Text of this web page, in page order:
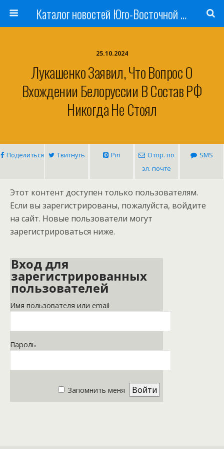
Каталог новостей Юго-Восточной Азии, Австралии и Океании
25.10.2024
Лукашенко Заявил, Что Вопрос О
Вхождении Белоруссии В Состав РФ
Никогда Не Стоял
Поделиться Твитнуть Pin
Отпр. по
эл. почте
SMS
Этот контент доступен только пользователям.
Если вы зарегистрированы, пожалуйста, войдите
на сайт. Новые пользователи могут
зарегистрироваться ниже.
Вход для
зарегистрированных
пользователей
Имя пользователя или email
Пароль
Запомнить меня